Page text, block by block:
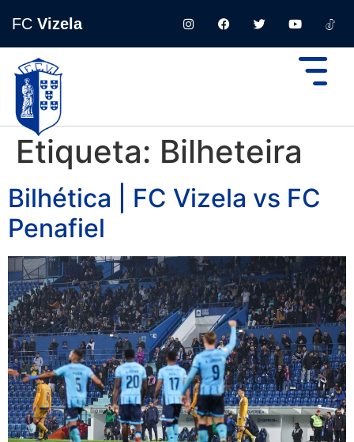
FC Vizela
Etiqueta: Bilheteira
Bilhética | FC Vizela vs FC
Penafiel